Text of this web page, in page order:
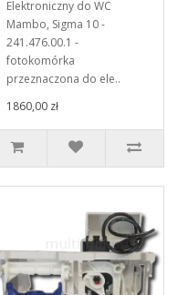
Elektroniczny do WC
Mambo, Sigma 10 -
241.476.00.1 -
fotokomórka
przeznaczona do ele..
1860,00 zł